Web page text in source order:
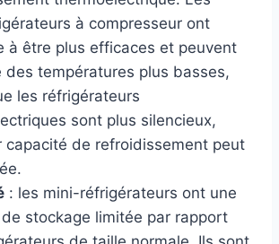
à compresseur ont
à être plus efficaces et peuvent
des températures plus basses,
les réfrigérateurs
sont plus silencieux,
capacité de refroidissement peut
: les mini-réfrigérateurs ont une
stockage limitée par rapport